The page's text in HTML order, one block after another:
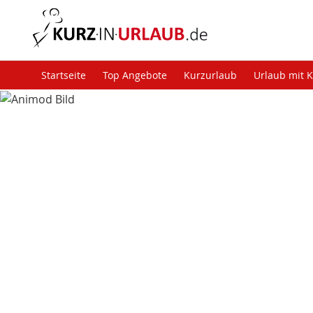
Startseite Top Angebote Kurzurlaub Urlaub mit